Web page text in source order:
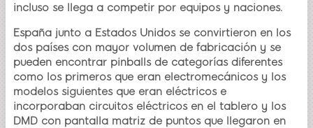
incluso se llega a competir por equipos y naciones.
España junto a Estados Unidos se convirtieron en los
dos países con mayor volumen de fabricación y se
pueden encontrar pinballs de categorías diferentes
como los primeros que eran electromecánicos y los
modelos siguientes que eran eléctricos e
incorporaban circuitos eléctricos en el tablero y los
DMD con pantalla matriz de puntos que llegaron en